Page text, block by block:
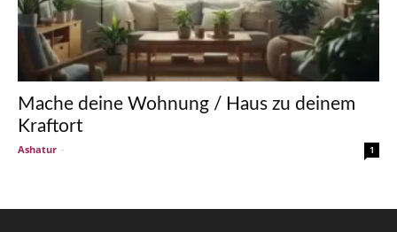
Mache deine Wohnung / Haus zu deinem
Kraftort
Ashatur - 1